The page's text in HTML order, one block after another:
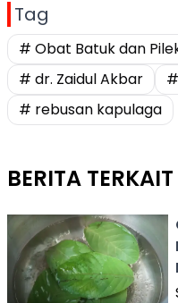
Tag
# Obat Batuk dan
# dr. Zaidul Akbar
# rebusan kapulaga
BERITA TERKAIT